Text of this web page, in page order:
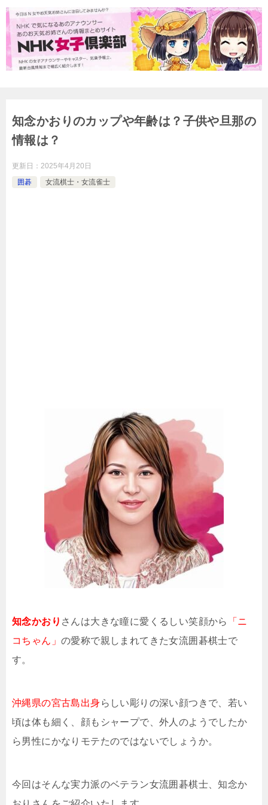
知念かおりのカップや年齢は？子供や旦那の
情報は？
更新日： 2025年4月20日
囲碁
女流棋士・女流雀士
知念かおり さんは大きな瞳に愛くるしい笑顔から
「ニ
コちゃん」 の愛称で親しまれてきた女流囲碁棋士で
す。
沖縄県の宮古島出身らしい彫りの深い顔つきで、若い
頃は体も細く、顔もシャープで、外人のようでしたか
ら男性にかなりモテたのではないでしょうか。
今回はそんな実力派のベテラン女流囲碁棋士、知念か